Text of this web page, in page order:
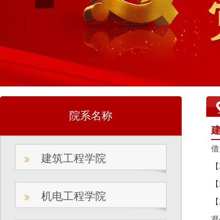
院系名称
建筑工程学院
机电工程学院